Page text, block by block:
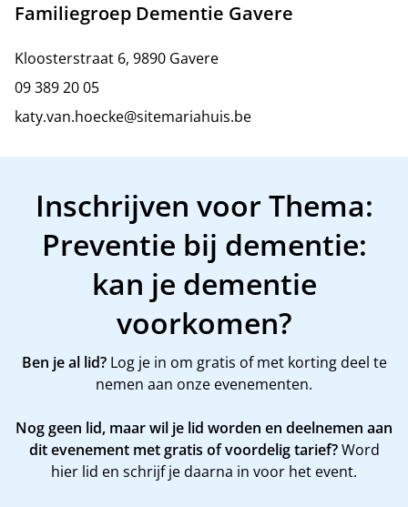
Familiegroep Dementie Gavere
Kloosterstraat 6, 9890 Gavere
09 389 20 05
katy.van.hoecke@sitemariahuis.be
Inschrijven voor Thema:
Preventie bij dementie:
kan je dementie
voorkomen?
Ben je al lid?Log je in om gratis of met korting deel te
nemen aan onze evenementen.
Nog geen lid, maar wil je lid worden en deelnemen aan
dit evenement met gratis of voordelig tarief?Word
hier lid en schrijf je daarna in voor het event.